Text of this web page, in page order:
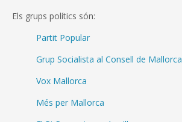
Els grups polítics són:
Partit Popular
Grup Socialista al Consell de Mallorca
Vox Mallorca
Més per Mallorca